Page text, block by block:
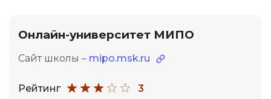
Онлайн-университет МИПО
Сайт школы – mipo.msk.ru
Рейтинг 3